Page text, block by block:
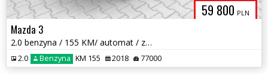
59 800 PLN
Mazda 3
2.0 benzyna / 155 KM/ automat / zarej w PL / zadbany / możliwa zamiana
2.0 Benzyna KM 155 2018 77000